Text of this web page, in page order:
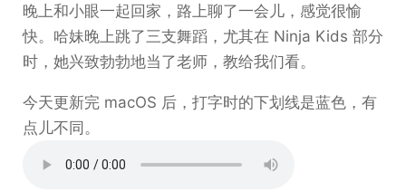
晚上和小眼一起回家，路上聊了一会儿，感觉很愉
快。哈妹晚上跳了三支舞蹈，尤其在 Ninja Kids 部分
时，她兴致勃勃地当了老师，教给我们看。
今天更新完 macOS 后，打字时的下划线是蓝色，有
点儿不同。